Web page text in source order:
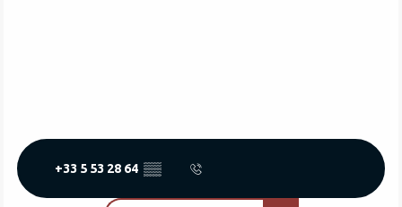
+33 5 53 28 64 ▒▒